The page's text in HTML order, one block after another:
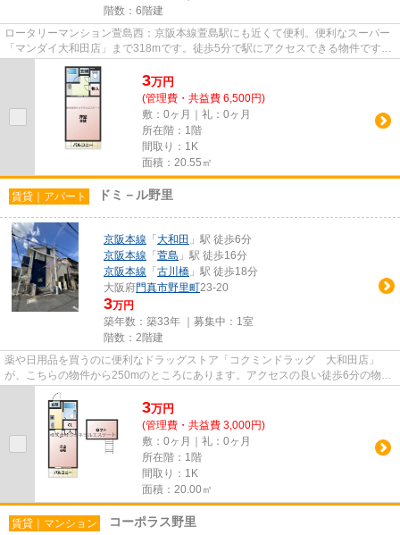
階数：6階建
ロータリーマンション萱島西：京阪本線萱島駅にも近くて便利。便利なスーパー
「マンダイ大和田店」まで318mです。徒歩5分で駅にアクセスできる物件です。
2駅利用可能なマンションなの...
3万円
(管理費・共益費 6,500円)
敷：0ヶ月｜礼：0ヶ月
所在階：1階
間取り：1K
面積：20.55㎡
賃貸｜アパート ドミ－ル野里
京阪本線 「 大和田 」駅 徒歩6分
京阪本線 「 萱島 」駅 徒歩16分
京阪本線 「 古川橋 」駅 徒歩18分
大阪府門真市野里町23-20
3万円
築年数：築33年 ｜募集中： 1室
階数：2階建
薬や日用品を買うのに便利なドラッグストア「コクミンドラッグ 大和田店」
が、こちらの物件から250mのところにあります。アクセスの良い徒歩6分の物件
です。こちらの物件はアパートで...
3万円
(管理費・共益費 3,000円)
敷：0ヶ月｜礼：0ヶ月
所在階：1階
間取り：1K
面積：20.00㎡
賃貸｜マンション コーポラス野里